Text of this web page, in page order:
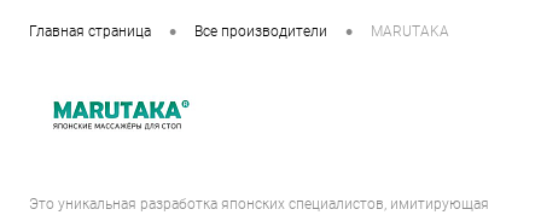
Главная страница • Все производители • MARUTAKA
Это уникальная разработка японских специалистов, имитирующая